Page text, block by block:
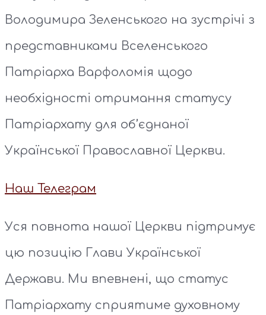
Володимира Зеленського на зустрічі з
представниками Вселенського
Патріарха Варфоломія щодо
необхідності отримання статусу
Патріархату для об’єднаної
Української Православної Церкви.
Наш Телеграм
Уся повнота нашої Церкви підтримує
цю позицію Глави Української
Держави. Ми впевнені, що статус
Патріархату сприятиме духовному